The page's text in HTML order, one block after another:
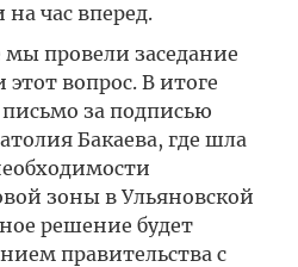
на час вперед.
провели заседание
вопрос. В итоге
за подписью
Бакаева, где шла
зоны в Ульяновской
решение будет
правительства с